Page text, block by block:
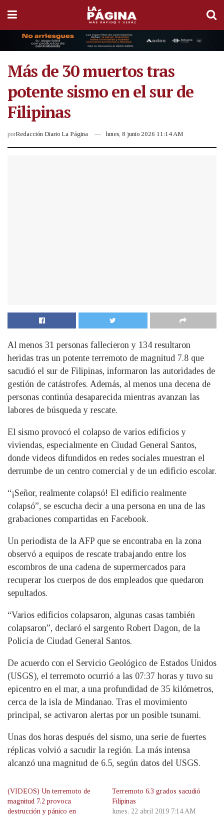
Más de 30 muertos tras
potente sismo en el sur de
Filipinas
porRedacción Diario La Página lunes, 8 junio 2026 11:14 AM
Al menos 31 personas fallecieron y 134 resultaron
heridas tras un potente terremoto de magnitud 7.8 que
sacudió el sur de Filipinas, informaron las autoridades de
gestión de catástrofes. Además, al menos una decena de
personas continúa desaparecida mientras avanzan las
labores de búsqueda y rescate.
El sismo provocó el colapso de varios edificios y
viviendas, especialmente en Ciudad General Santos,
donde videos difundidos en redes sociales muestran el
derrumbe de un centro comercial y de un edificio escolar.
“¡Señor, realmente colapsó! El edificio realmente
colapsó”, se escucha decir a una persona en una de las
grabaciones compartidas en Facebook.
Un periodista de la AFP que se encontraba en la zona
observó a equipos de rescate trabajando entre los
escombros de una cadena de supermercados para
recuperar los cuerpos de dos empleados que quedaron
sepultados.
“Varios edificios colapsaron, algunas casas también
colapsaron”, declaró el sargento Robert Dagon, de la
Policía de Ciudad General Santos.
De acuerdo con el Servicio Geológico de Estados Unidos
(USGS), el terremoto ocurrió a las 07:37 horas y tuvo su
epicentro en el mar, a una profundidad de 35 kilómetros,
cerca de la isla de Mindanao. Tras el movimiento
principal, se activaron alertas por un posible tsunami.
Unas dos horas después del sismo, una serie de fuertes
réplicas volvió a sacudir la región. La más intensa
alcanzó una magnitud de 6.5, según datos del USGS.
(VIDEOS) Un terremoto de
magnitud 7,2 provoca
destrucción y pánico en
Terremoto 6.3 grados sacudió
Filipinas
lunes, 22 abril 2019 7:14 AM